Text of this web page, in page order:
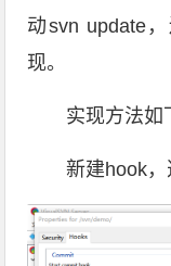
动svn update
现。
实现方法如
新建hook